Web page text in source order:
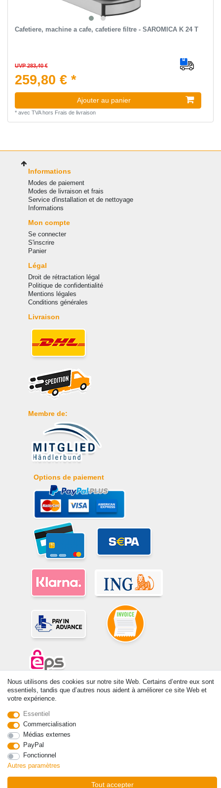
Сafetiere, machine a cafe, cafetiere filtre - SAROMICA K 24 T
UVP 283,40 €
259,80 € *
Ajouter au panier
* avec TVAhors Frais de livraison
Informations
Modes de paiement
Modes de livraison et frais
Service d'installation et de nettoyage
Informations
Mon compte
Se connecter
S'inscrire
Panier
Légal
Droit de rétractation légal
Politique de confidentialité
Mentions légales
Conditions générales
Livraison
Membre de:
Options de paiement
© Copyright 2026 | Tous droits réservés. -Tous droits réservés – Les
prix indiqués par le Vendeur au moment de la commande sont libellés
Nous utilisons des cookies sur notre site Web. Certains d’entre eux sont
essentiels, tandis que d’autres nous aident à améliorer ce site Web et
votre expérience.
Essentiel
Commercialisation
Médias externes
PayPal
Fonctionnel
Autres paramètres
Tout accepter
Rétracter le contrat ici